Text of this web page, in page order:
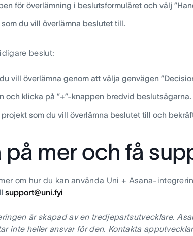
för överlämning i beslutsformuläret och välj
du vill överlämna beslutet till.
beslut:
vill överlämna genom att välja genvägen
och klicka på ”+”-knappen bredvid beslutsägarna.
som du vill överlämna beslutet till och
på mer och få
om hur du kan använda Uni + Asana-
support@uni.fyi
är skapad av en tredjepartsutvecklare.
inte heller ansvar för den. Kontakta